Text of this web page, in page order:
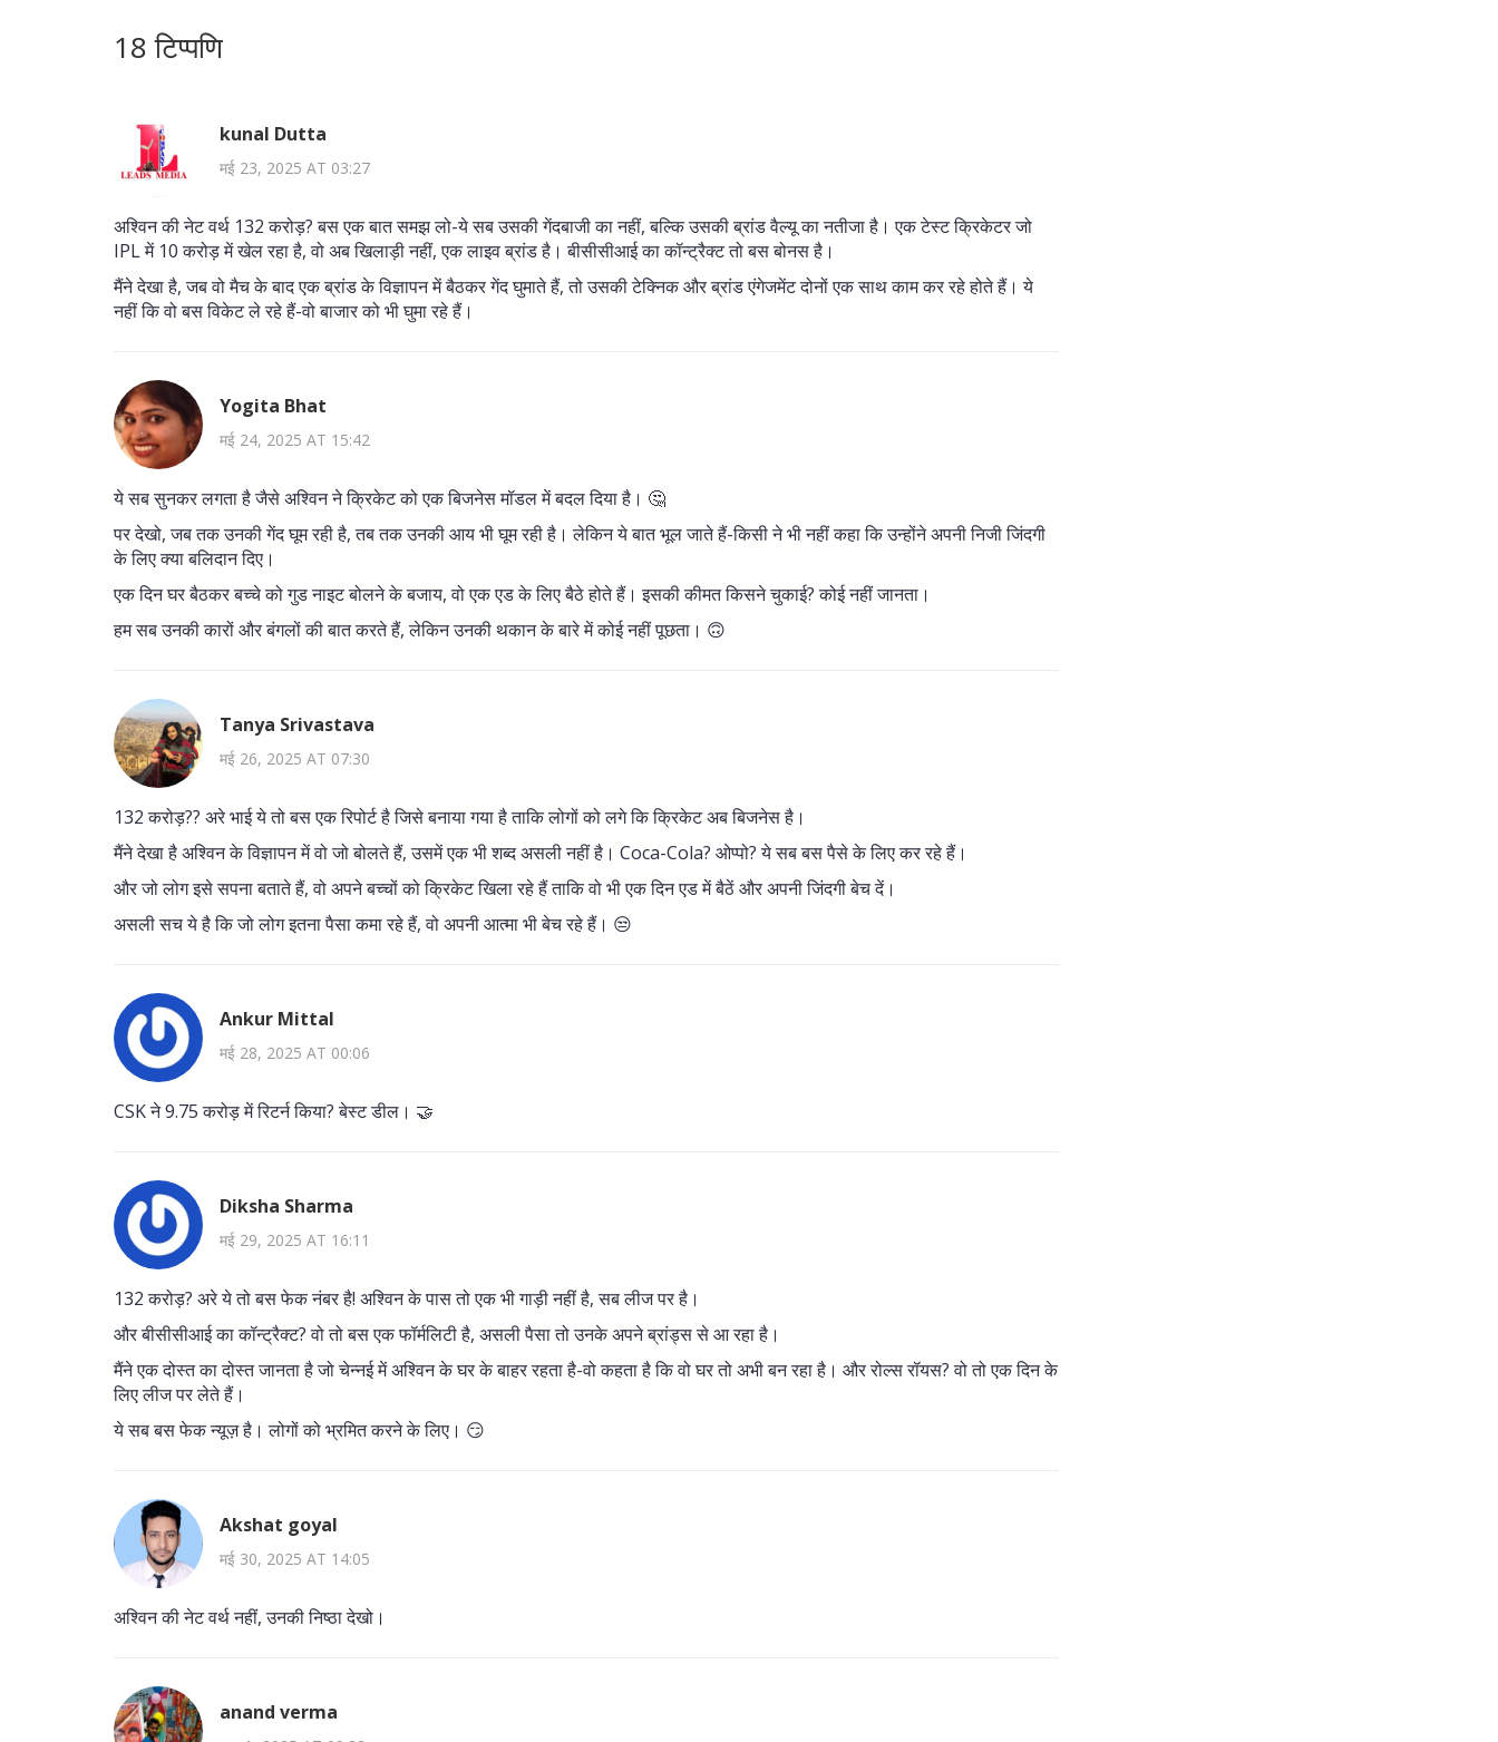
18 टिप्पणि
kunal Dutta
मई 23, 2025 AT 03:27
अश्विन की नेट वर्थ 132 करोड़? बस एक बात समझ लो-ये सब उसकी गेंदबाजी का नहीं, बल्कि उसकी ब्रांड वैल्यू का नतीजा है। एक टेस्ट क्रिकेटर जो
IPL में 10 करोड़ में खेल रहा है, वो अब खिलाड़ी नहीं, एक लाइव ब्रांड है। बीसीसीआई का कॉन्ट्रैक्ट तो बस बोनस है।
मैंने देखा है, जब वो मैच के बाद एक ब्रांड के विज्ञापन में बैठकर गेंद घुमाते हैं, तो उसकी टेक्निक और ब्रांड एंगेजमेंट दोनों एक साथ काम कर रहे होते हैं। ये
नहीं कि वो बस विकेट ले रहे हैं-वो बाजार को भी घुमा रहे हैं।
Yogita Bhat
मई 24, 2025 AT 15:42
ये सब सुनकर लगता है जैसे अश्विन ने क्रिकेट को एक बिजनेस मॉडल में बदल दिया है। 🤔
पर देखो, जब तक उनकी गेंद घूम रही है, तब तक उनकी आय भी घूम रही है। लेकिन ये बात भूल जाते हैं-किसी ने भी नहीं कहा कि उन्होंने अपनी निजी जिंदगी
के लिए क्या बलिदान दिए।
एक दिन घर बैठकर बच्चे को गुड नाइट बोलने के बजाय, वो एक एड के लिए बैठे होते हैं। इसकी कीमत किसने चुकाई? कोई नहीं जानता।
हम सब उनकी कारों और बंगलों की बात करते हैं, लेकिन उनकी थकान के बारे में कोई नहीं पूछता। 🙃
Tanya Srivastava
मई 26, 2025 AT 07:30
132 करोड़?? अरे भाई ये तो बस एक रिपोर्ट है जिसे बनाया गया है ताकि लोगों को लगे कि क्रिकेट अब बिजनेस है।
मैंने देखा है अश्विन के विज्ञापन में वो जो बोलते हैं, उसमें एक भी शब्द असली नहीं है। Coca-Cola? ओप्पो? ये सब बस पैसे के लिए कर रहे हैं।
और जो लोग इसे सपना बताते हैं, वो अपने बच्चों को क्रिकेट खिला रहे हैं ताकि वो भी एक दिन एड में बैठें और अपनी जिंदगी बेच दें।
असली सच ये है कि जो लोग इतना पैसा कमा रहे हैं, वो अपनी आत्मा भी बेच रहे हैं। 😒
Ankur Mittal
मई 28, 2025 AT 00:06
CSK ने 9.75 करोड़ में रिटर्न किया? बेस्ट डील। 🤝
Diksha Sharma
मई 29, 2025 AT 16:11
132 करोड़? अरे ये तो बस फेक नंबर है! अश्विन के पास तो एक भी गाड़ी नहीं है, सब लीज पर है।
और बीसीसीआई का कॉन्ट्रैक्ट? वो तो बस एक फॉर्मलिटी है, असली पैसा तो उनके अपने ब्रांड्स से आ रहा है।
मैंने एक दोस्त का दोस्त जानता है जो चेन्नई में अश्विन के घर के बाहर रहता है-वो कहता है कि वो घर तो अभी बन रहा है। और रोल्स रॉयस? वो तो एक दिन के
लिए लीज पर लेते हैं।
ये सब बस फेक न्यूज़ है। लोगों को भ्रमित करने के लिए। 😏
Akshat goyal
मई 30, 2025 AT 14:05
अश्विन की नेट वर्थ नहीं, उनकी निष्ठा देखो।
anand verma